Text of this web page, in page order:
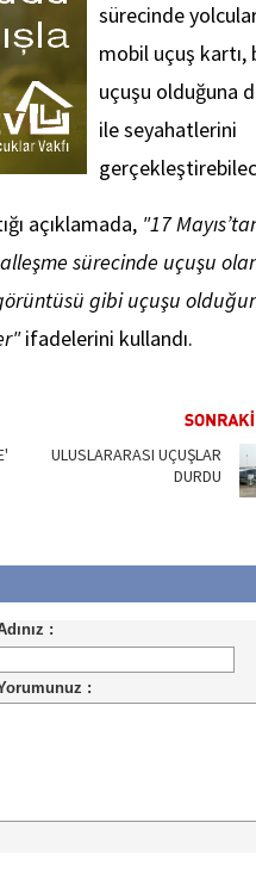
sürecinde
mobil uçuş
uçuşu olduğuna
ile seyahatlerini
açıklamada, "17
sürecinde uçuşu
gibi uçuşu
ifadelerini kullandı.
ULUSLARARASI UÇUŞLAR
DURDU